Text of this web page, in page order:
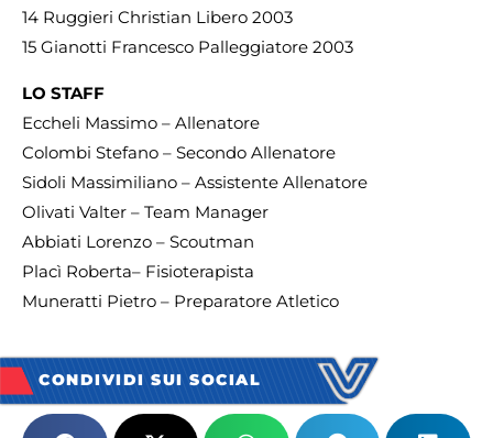
14 Ruggieri Christian Libero 2003
15 Gianotti Francesco Palleggiatore 2003
LO STAFF
Eccheli Massimo – Allenatore
Colombi Stefano – Secondo Allenatore
Sidoli Massimiliano – Assistente Allenatore
Olivati Valter – Team Manager
Abbiati Lorenzo – Scoutman
Placì Roberta– Fisioterapista
Muneratti Pietro – Preparatore Atletico
CONDIVIDI SUI SOCIAL